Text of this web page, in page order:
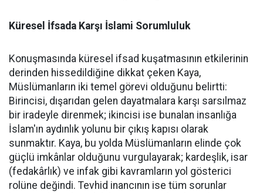
Küresel İfsada Karşı İslami Sorumluluk
Konuşmasında küresel ifsad kuşatmasının etkilerinin
derinden hissedildiğine dikkat çeken Kaya,
Müslümanların iki temel görevi olduğunu belirtti:
Birincisi, dışarıdan gelen dayatmalara karşı sarsılmaz
bir iradeyle direnmek; ikincisi ise bunalan insanlığa
İslam'ın aydınlık yolunu bir çıkış kapısı olarak
sunmaktır. Kaya, bu yolda Müslümanların elinde çok
güçlü imkânlar olduğunu vurgulayarak; kardeşlik, isar
(fedakârlık) ve infak gibi kavramların yol gösterici
rolüne değindi. Tevhid inancının ise tüm sorunlar